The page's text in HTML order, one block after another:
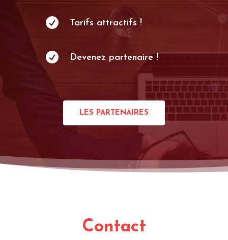
 Tarifs attractifs !
 Devenez partenaire !
LES PARTENAIRES
Contact